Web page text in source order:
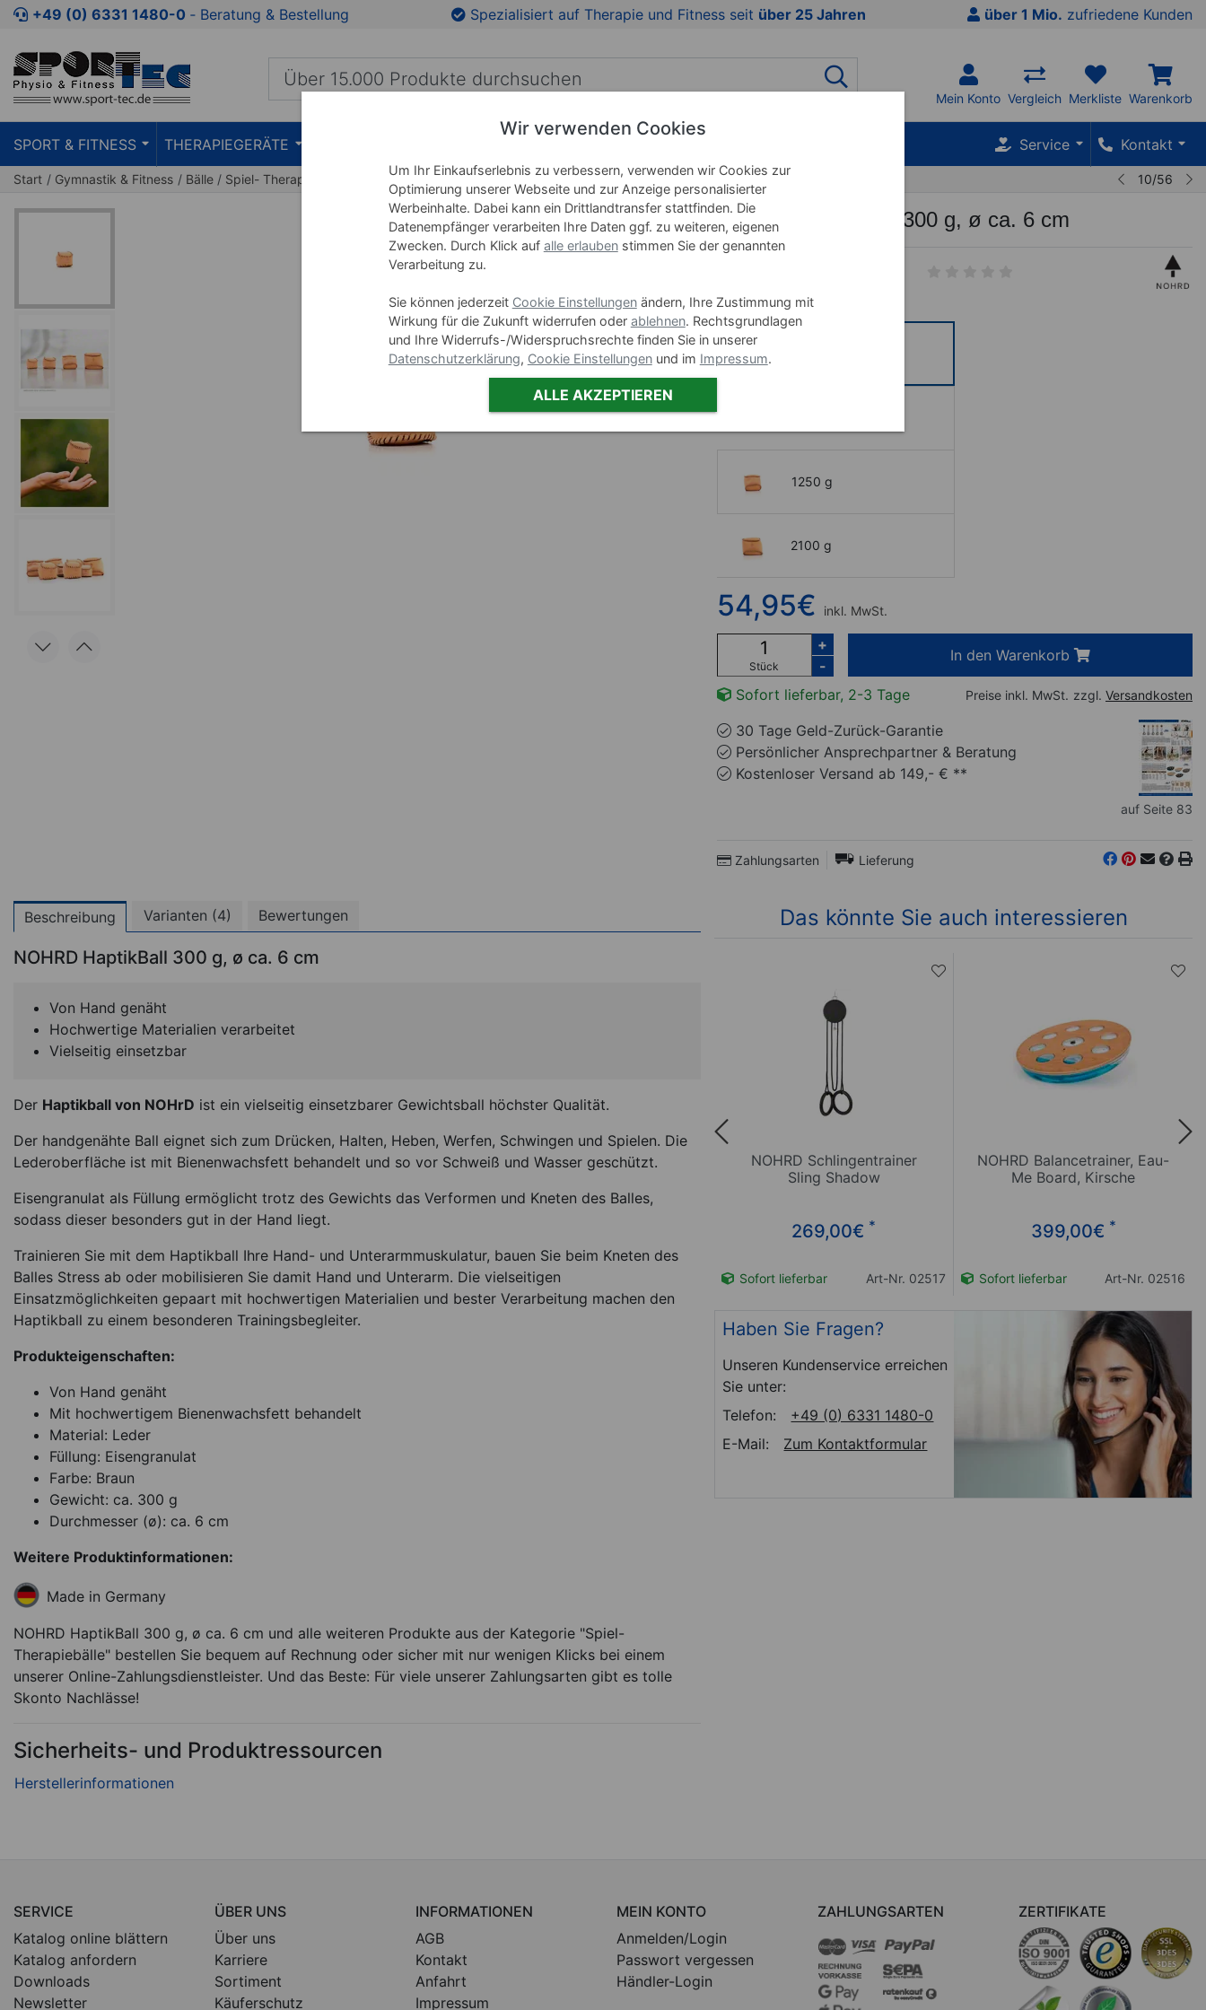
Zum Kaufbereich springen Zur Produktbeschreibung springen Zu den Produktbildern springen
+49 (0) 6331 1480-0 ‐ Beratung & Bestellung Spezialisiert auf Therapie und Fitness seit über 25 Jahren über 1 Mio. zufriedene Kunden
Mein Konto Vergleich Merkliste Warenkorb
SPORT & FITNESS THERAPIEGERÄTE Service Kontakt
Start Gymnastik & Fitness Bälle Spiel- Therapiebälle 10/56
NOHRD HaptikBall 300 g, ø ca. 6 cm
Gewicht
1250 g
2100 g
54,95€ inkl. MwSt.
Stück
+
-
In den Warenkorb
Sofort lieferbar, 2-3 Tage Preise inkl. MwSt. zzgl. Versandkosten
30 Tage Geld-Zurück-Garantie
Persönlicher Ansprechpartner & Beratung
Kostenloser Versand ab 149,- € **
auf Seite 83
Zahlungsarten Lieferung
Beschreibung Varianten (4) Bewertungen
NOHRD HaptikBall 300 g, ø ca. 6 cm
Von Hand genäht
Hochwertige Materialien verarbeitet
Vielseitig einsetzbar
Der Haptikball von NOHrD ist ein vielseitig einsetzbarer Gewichtsball höchster Qualität.
Der handgenähte Ball eignet sich zum Drücken, Halten, Heben, Werfen, Schwingen und Spielen. Die
Lederoberfläche ist mit Bienenwachsfett behandelt und so vor Schweiß und Wasser geschützt.
Eisengranulat als Füllung ermöglicht trotz des Gewichts das Verformen und Kneten des Balles,
sodass dieser besonders gut in der Hand liegt.
Trainieren Sie mit dem Haptikball Ihre Hand- und Unterarmmuskulatur, bauen Sie beim Kneten des
Balles Stress ab oder mobilisieren Sie damit Hand und Unterarm. Die vielseitigen
Einsatzmöglichkeiten gepaart mit hochwertigen Materialien und bester Verarbeitung machen den
Haptikball zu einem besonderen Trainingsbegleiter.
Produkteigenschaften:
Von Hand genäht
Mit hochwertigem Bienenwachsfett behandelt
Material: Leder
Füllung: Eisengranulat
Farbe: Braun
Gewicht: ca. 300 g
Durchmesser (ø): ca. 6 cm
Weitere Produktinformationen:
Made in Germany
NOHRD HaptikBall 300 g, ø ca. 6 cm und alle weiteren Produkte aus der Kategorie "Spiel-
Therapiebälle" bestellen Sie bequem auf Rechnung oder sicher mit nur wenigen Klicks bei einem
unserer Online-Zahlungsdienstleister. Und das Beste: Für viele unserer Zahlungsarten gibt es tolle
Skonto Nachlässe!
Sicherheits- und Produktressourcen
Das könnte Sie auch interessieren
NOHRD Schlingentrainer
319,00
wenige verfügbar Art-Nr. 02519
NOHRD Schlingentrainer
Sling Eiche
Sofort lieferbar
NOHRD Schlingentrainer
Sling Shadow
269,00€ *
Sofort lieferbar Art-Nr. 02517
NOHRD Balancetrainer, Eau-
Me Board, Kirsche
399,00€ *
Sofort lieferbar Art-Nr. 02516
Haben Sie Fragen?
Unseren Kundenservice erreichen
Sie unter:
Telefon:
+49 (0) 6331 1480-0
E-Mail:
Zum Kontaktformular
SERVICE
Katalog online blättern
Katalog anfordern
Downloads
Newsletter
ÜBER UNS
Über uns
Karriere
Sortiment
Käuferschutz
INFORMATIONEN
AGB
Kontakt
Anfahrt
Impressum
MEIN KONTO
Anmelden/Login
Passwort vergessen
Händler-Login
ZAHLUNGSARTEN ZERTIFIKATE
Wir verwenden Cookies
Um Ihr Einkaufserlebnis zu verbessern, verwenden wir Cookies zur
Optimierung unserer Webseite und zur Anzeige personalisierter
Werbeinhalte. Dabei kann ein Drittlandtransfer stattfinden. Die
Datenempfänger verarbeiten Ihre Daten ggf. zu weiteren, eigenen
Zwecken. Durch Klick auf alle erlaubenstimmen Sie der genannten
Verarbeitung zu.
Sie können jederzeit Cookie Einstellungenändern, Ihre Zustimmung mit
Wirkung für die Zukunft widerrufen oder ablehnen. Rechtsgrundlagen
und Ihre Widerrufs-/Widerspruchsrechte finden Sie in unserer
Datenschutzerklärung, Cookie Einstellungenund im Impressum.
ALLE AKZEPTIEREN